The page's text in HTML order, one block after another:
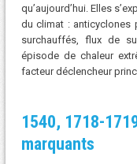
qu’aujourd’hui. Elles
du climat : anticyclones
surchauffés, flux de
épisode de chaleur
facteur déclencheur
1540, 1718-
marquants